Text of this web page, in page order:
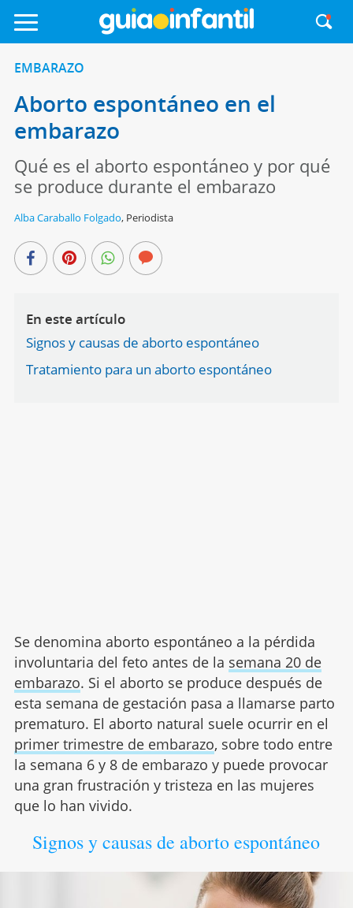
EMBARAZO
Aborto espontáneo en el
embarazo
Qué es el aborto espontáneo y por qué
se produce durante el embarazo
Alba Caraballo Folgado, Periodista
En este artículo
Signos y causas de aborto espontáneo
Tratamiento para un aborto espontáneo
Se denomina aborto espontáneo a la pérdida
involuntaria del feto antes de la semana 20 de
embarazo. Si el aborto se produce después de
esta semana de gestación pasa a llamarse parto
prematuro. El aborto natural suele ocurrir en el
primer trimestre de embarazo, sobre todo entre
la semana 6 y 8 de embarazo y puede provocar
una gran frustración y tristeza en las mujeres
que lo han vivido.
Signos y causas de aborto espontáneo